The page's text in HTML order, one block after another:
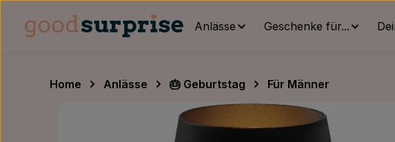
Hauptinhalt springen
Zur Hauptnavigation springen
Anlässe Geschenke für...
Home Anlässe 🎂 Geburtstag
Für Männer